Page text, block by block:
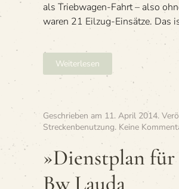
als Trieb­wa­gen-Fahrt – also
waren 21 Eil­zug-Ein­sätze. Das
Weiterlesen
Geschrieben am 11. April 2014.
Streckenbenutzung. Keine
»Dienst­plan für
Bw Lauda